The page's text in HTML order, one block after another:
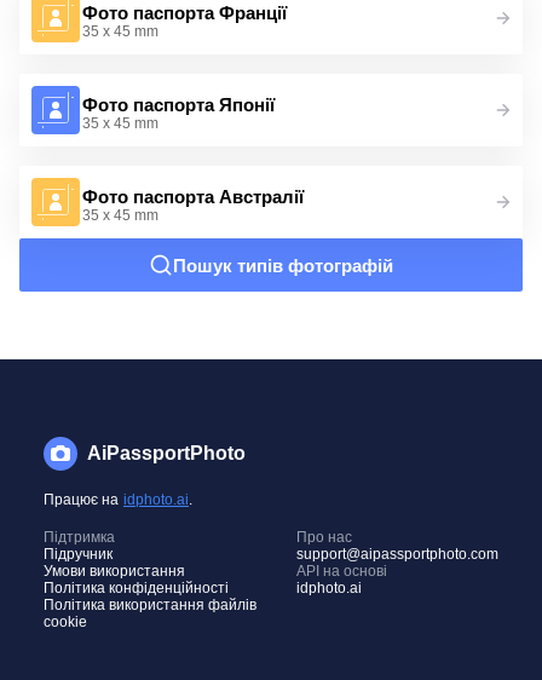
Фото паспорта Франції
35 x 45 mm
Фото паспорта Японії
35 x 45 mm
Фото паспорта Австралії
35 x 45 mm
Пошук типів фотографій
AiPassportPhoto
Працює на idphoto.ai.
Підтримка
Підручник
Умови використання
Політика конфіденційності
Політика використання файлів
cookie
Про нас
support@aipassportphoto.com
API на основі
idphoto.ai